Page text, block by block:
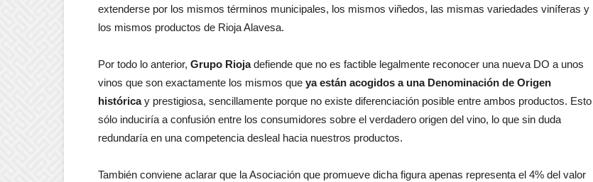
extenderse por los mismos términos municipales, los mismos viñedos, las mismas variedades viníferas y
los mismos productos de Rioja Alavesa.
Por todo lo anterior, Grupo Riojadefiende que no es factible legalmente reconocer una nueva DO a unos
vinos que son exactamente los mismos que ya están acogidos a una Denominación de Origen
históricay prestigiosa, sencillamente porque no existe diferenciación posible entre ambos productos. Esto
sólo induciría a confusión entre los consumidores sobre el verdadero origen del vino, lo que sin duda
redundaría en una competencia desleal hacia nuestros productos.
También conviene aclarar que la Asociación que promueve dicha figura apenas representa el 4% del valor